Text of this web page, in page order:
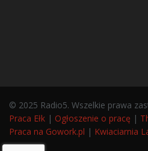
© 2025 Radio5. Wszelkie prawa
Praca Ełk | Ogłoszenie o pracę |
Praca na Gowork.pl | Kwiaciarnia